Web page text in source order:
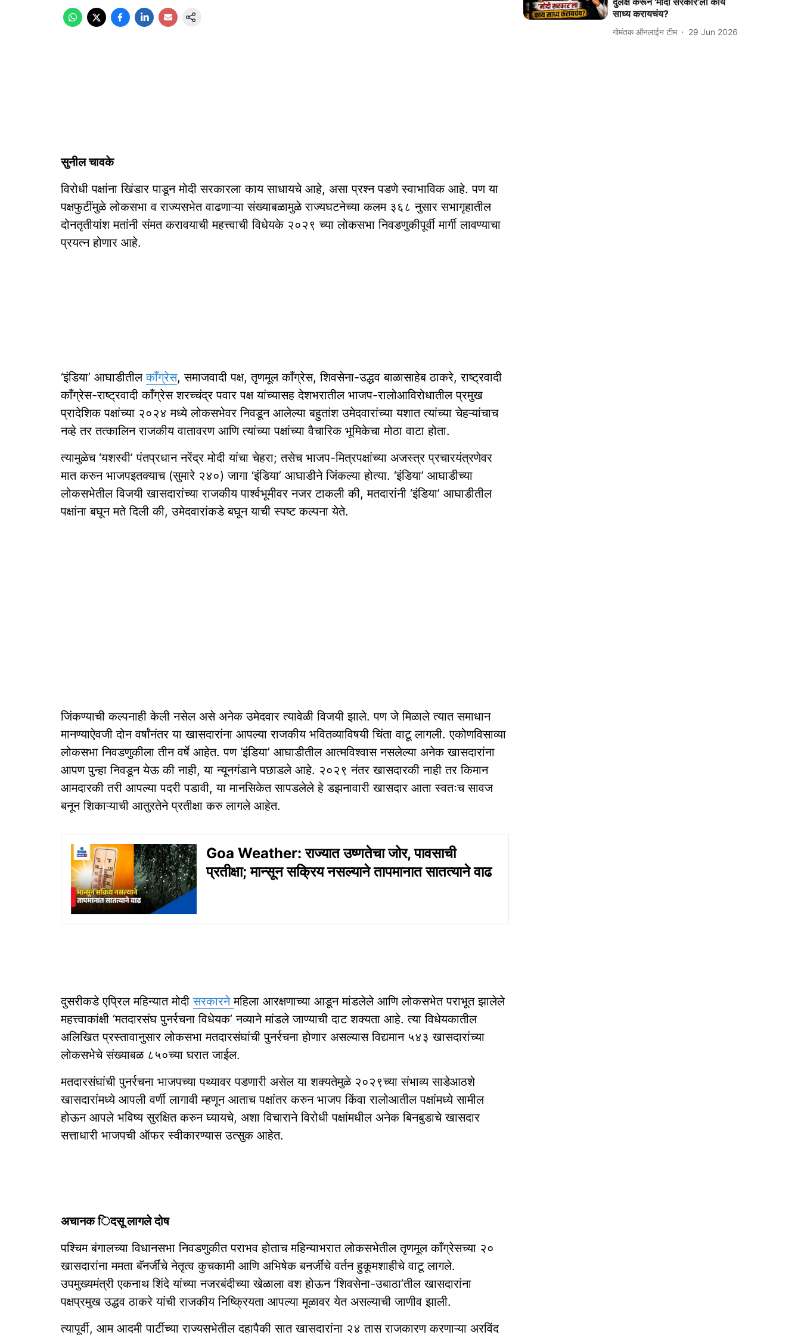
सुनील चावके
विरोधी पक्षांना खिंडार पाडून मोदी सरकारला काय साधायचे आहे, असा प्रश्न पडणे स्वाभाविक आहे. पण या
पक्षफुटींमुळे लोकसभा व राज्यसभेत वाढणाऱ्या संख्याबळामुळे राज्यघटनेच्या कलम ३६८ नुसार सभागृहातील
दोनतृतीयांश मतांनी संमत करावयाची महत्त्वाची विधेयके २०२९ च्या लोकसभा निवडणुकीपूर्वी मार्गी लावण्याचा
प्रयत्न होणार आहे.
‘इंडिया’ आघाडीतीलकाँग्रेस, समाजवादी पक्ष, तृणमूल काँग्रेस, शिवसेना-उद्धव बाळासाहेब ठाकरे, राष्ट्रवादी
काँग्रेस-राष्ट्रवादी काँग्रेस शरच्चंद्र पवार पक्ष यांच्यासह देशभरातील भाजप-रालोआविरोधातील प्रमुख
प्रादेशिक पक्षांच्या २०२४ मध्ये लोकसभेवर निवडून आलेल्या बहुतांश उमेदवारांच्या यशात त्यांच्या चेहऱ्यांचाच
नव्हे तर तत्कालिन राजकीय वातावरण आणि त्यांच्या पक्षांच्या वैचारिक भूमिकेचा मोठा वाटा होता.
त्यामुळेच ‘यशस्वी’ पंतप्रधान नरेंद्र मोदी यांचा चेहरा; तसेच भाजप-मित्रपक्षांच्या अजस्त्र प्रचारयंत्रणेवर
मात करुन भाजपइतक्याच (सुमारे २४०) जागा ‘इंडिया’ आघाडीने जिंकल्या होत्या. ‘इंडिया’ आघाडीच्या
लोकसभेतील विजयी खासदारांच्या राजकीय पार्श्वभूमीवर नजर टाकली की, मतदारांनी ‘इंडिया’ आघाडीतील
पक्षांना बघून मते दिली की, उमेदवारांकडे बघून याची स्पष्ट कल्पना येते.
जिंकण्याची कल्पनाही केली नसेल असे अनेक उमेदवार त्यावेळी विजयी झाले. पण जे मिळाले त्यात समाधान
मानण्याऐवजी दोन वर्षांनंतर या खासदारांना आपल्या राजकीय भवितव्याविषयी चिंता वाटू लागली. एकोणविसाव्या
लोकसभा निवडणुकीला तीन वर्षे आहेत. पण ‘इंडिया’ आघाडीतील आत्मविश्वास नसलेल्या अनेक खासदारांना
आपण पुन्हा निवडून येऊ की नाही, या न्यूनगंडाने पछाडले आहे. २०२९ नंतर खासदारकी नाही तर किमान
आमदारकी तरी आपल्या पदरी पडावी, या मानसिकेत सापडलेले हे डझनावारी खासदार आता स्वतःच सावज
बनून शिकाऱ्याची आतुरतेने प्रतीक्षा करु लागले आहेत.
Goa Weather: राज्यात उष्णतेचा जोर, पावसाची
प्रतीक्षा; मान्सून सक्रिय नसल्याने तापमानात सातत्याने वाढ
दुसरीकडे एप्रिल महिन्यात मोदीसरकारनेमहिला आरक्षणाच्या आडून मांडलेले आणि लोकसभेत पराभूत झालेले
महत्त्वाकांक्षी ‘मतदारसंघ पुनर्रचना विधेयक’ नव्याने मांडले जाण्याची दाट शक्यता आहे. त्या विधेयकातील
अलिखित प्रस्तावानुसार लोकसभा मतदारसंघांची पुनर्रचना होणार असल्यास विद्यमान ५४३ खासदारांच्या
लोकसभेचे संख्याबळ ८५०च्या घरात जाईल.
मतदारसंघांची पुनर्रचना भाजपच्या पथ्यावर पडणारी असेल या शक्यतेमुळे २०२९च्या संभाव्य साडेआठशे
खासदारांमध्ये आपली वर्णी लागावी म्हणून आताच पक्षांतर करुन भाजप किंवा रालोआतील पक्षांमध्ये सामील
होऊन आपले भविष्य सुरक्षित करुन घ्यायचे, अशा विचाराने विरोधी पक्षांमधील अनेक बिनबुडाचे खासदार
सत्ताधारी भाजपची ऑफर स्वीकारण्यास उत्सुक आहेत.
अचानक िदसू लागले दोष
पश्चिम बंगालच्या विधानसभा निवडणुकीत पराभव होताच महिन्याभरात लोकसभेतील तृणमूल काँग्रेसच्या २०
खासदारांना ममता बॅनर्जींचे नेतृत्व कुचकामी आणि अभिषेक बनर्जींचे वर्तन हुकूमशाहीचे वाटू लागले.
उपमुख्यमंत्री एकनाथ शिंदे यांच्या नजरबंदीच्या खेळाला वश होऊन ‘शिवसेना-उबाठा’तील खासदारांना
पक्षप्रमुख उद्धव ठाकरे यांची राजकीय निष्क्रियता आपल्या मूळावर येत असल्याची जाणीव झाली.
त्यापूर्वी, आम आदमी पार्टीच्या राज्यसभेतील दहापैकी सात खासदारांना २४ तास राजकारण करणाऱ्या अरविंद
साध्य करायचंय?
गोमंतक ऑनलाईन टीम 29 Jun 2026